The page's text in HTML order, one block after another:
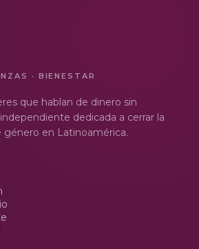
· BIENESTAR
que hablan de dinero sin
dedicada a cerrar la
género en Latinoamérica.